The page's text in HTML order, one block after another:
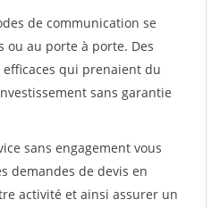
de communication se
au porte à porte. Des
qui prenaient du
sans garantie
sans engagement vous
demandes de devis en
activité et ainsi assurer un